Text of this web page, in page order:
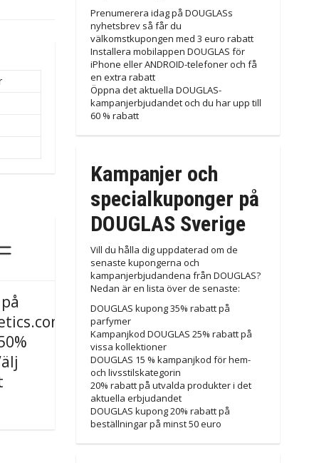
Prenumerera idag på DOUGLASs
nyhetsbrev så får du
välkomstkupongen med 3 euro rabatt
Installera mobilappen DOUGLAS för
iPhone eller ANDROID-telefoner och få
en extra rabatt
Öppna det aktuella DOUGLAS-
kampanjerbjudandet och du har upp till
60 % rabatt
Kampanjer och
specialkuponger på
DOUGLAS Sverige
Vill du hålla dig uppdaterad om de
senaste kupongerna och
kampanjerbjudandena från DOUGLAS?
Nedan är en lista över de senaste:
DOUGLAS kupong 35% rabatt på
parfymer
Kampanjkod DOUGLAS 25% rabatt på
vissa kollektioner
DOUGLAS 15 % kampanjkod för hem-
och livsstilskategorin
20% rabatt på utvalda produkter i det
aktuella erbjudandet
DOUGLAS kupong 20% ​​rabatt på
beställningar på minst 50 euro